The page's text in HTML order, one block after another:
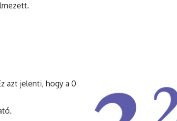
azt jelenti, hogy a 0